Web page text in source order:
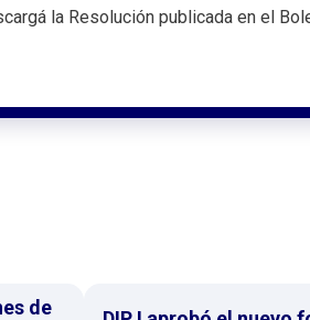
la Resolución publicada en el
de